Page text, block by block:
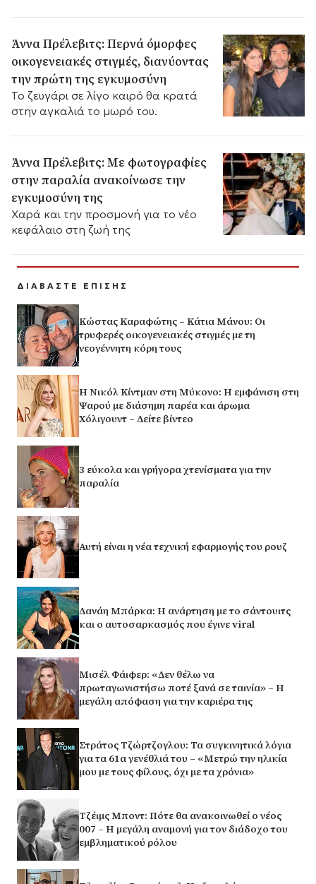
Άννα Πρέλεβιτς: Περνά όμορφες
οικογενειακές στιγμές, διανύοντας
την πρώτη της εγκυμοσύνη
Το ζευγάρι σε λίγο καιρό θα κρατά
στην αγκαλιά το μωρό του.
Άννα Πρέλεβιτς: Με φωτογραφίες
στην παραλία ανακοίνωσε την
εγκυμοσύνη της
Χαρά και την προσμονή για το νέο
κεφάλαιο στη ζωή της
ΔΙΑΒΑΣΤΕ ΕΠΙΣΗΣ
Κώστας Καραφώτης – Κάτια Μάνου: Οι
τρυφερές οικογενειακές στιγμές με τη
νεογέννητη κόρη τους
H Νικόλ Κίντμαν στη Μύκονο: Η εμφάνιση στη
Ψαρού με διάσημη παρέα και άρωμα
Χόλιγουντ – Δείτε βίντεο
3 εύκολα και γρήγορα χτενίσματα για την
παραλία
Αυτή είναι η νέα τεχνική εφαρμογής του ρουζ
Δανάη Μπάρκα: Η ανάρτηση με το σάντουιτς
και ο αυτοσαρκασμός που έγινε viral
Μισέλ Φάιφερ: «Δεν θέλω να
πρωταγωνιστήσω ποτέ ξανά σε ταινία» – Η
μεγάλη απόφαση για την καριέρα της
Στράτος Τζώρτζογλου: Τα συγκινητικά λόγια
για τα 61α γενέθλιά του – «Μετρώ την ηλικία
μου με τους φίλους, όχι με τα χρόνια»
Τζέιμς Μποντ: Πότε θα ανακοινωθεί ο νέος
007 – Η μεγάλη αναμονή για τον διάδοχο του
εμβληματικού ρόλου